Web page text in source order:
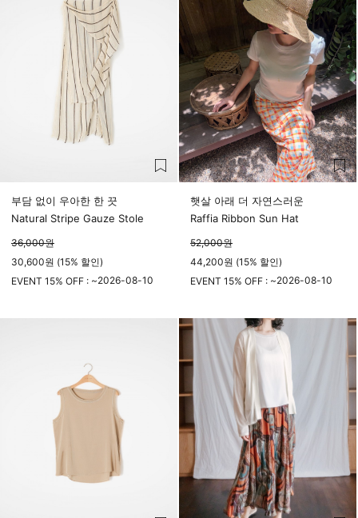
부담 없이 우아한 한 끗
Natural Stripe Gauze Stole
36,000원
30,600원 (15% 할인)
EVENT 15% OFF : ~2026-08-10
햇살 아래 더 자연스러운
Raffia Ribbon Sun Hat
52,000원
44,200원 (15% 할인)
EVENT 15% OFF : ~2026-08-10